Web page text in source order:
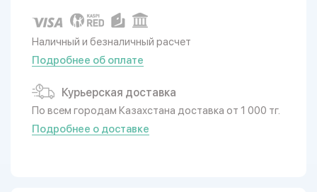
Наличный и безналичный расчет
Подробнее об оплате
Курьерская доставка
По всем городам Казахстана доставка от 1 000 тг.
Подробнее о доставке